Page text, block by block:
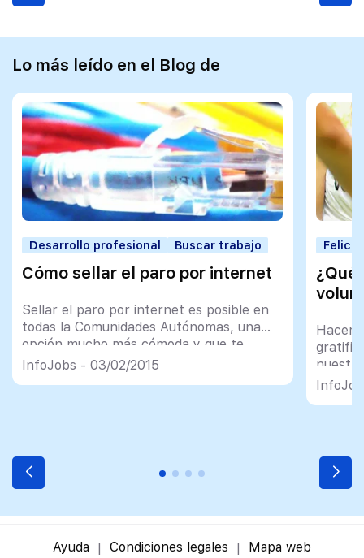
Lo más leído en el Blog de
Desarrollo profesional Buscar trabajo
Cómo sellar el paro por internet
Sellar el paro por internet es posible en
todas la Comunidades Autónomas, una
opción mucho más cómoda y que te
permite hacer el trámite de una forma
InfoJobs - 03/02/2015
Hacer
lo
Ayuda Condiciones legales Mapa web